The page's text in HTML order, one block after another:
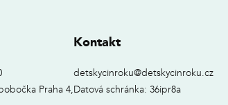
Praha 4,
Kontakt
detskycinroku@detskycinroku.cz
Datová schránka: 36ipr8a